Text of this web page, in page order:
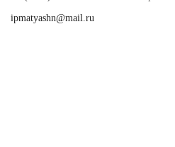
ipmatyashn@mail.ru